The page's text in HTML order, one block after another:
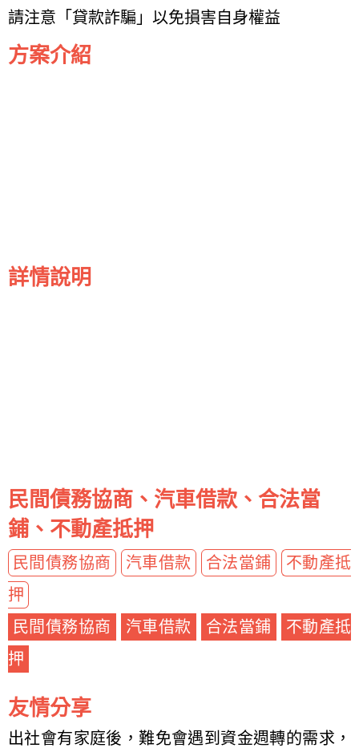
請注意「貸款詐騙」以免損害自身權益
方案介紹
詳情說明
民間債務協商、汽車借款、合法當
鋪、不動產抵押
民間債務協商 汽車借款 合法當鋪
不動產抵
押
民間債務協商
汽車借款 合法當鋪
不動產抵
押
友情分享
出社會有家庭後，難免會遇到資金週轉的需求，